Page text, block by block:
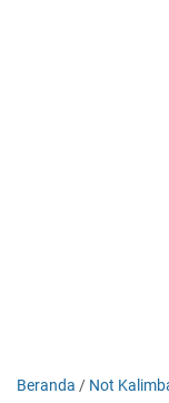
Beranda / Not